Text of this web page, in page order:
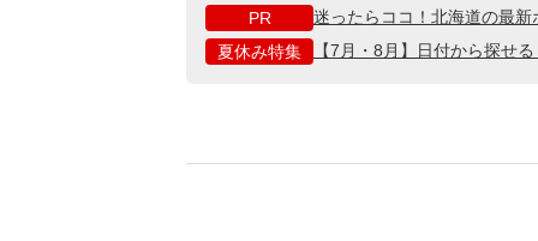
PR
迷ったらココ！北海道の最
夏休み特集
【7月・8月】日付から探せ